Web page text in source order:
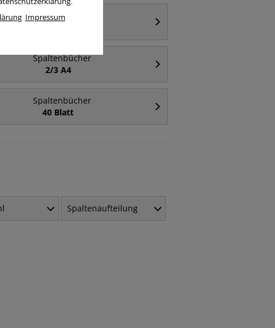
Spaltenbücher
Spaltenbücher
2/3 A4
Spaltenbücher
40 Blatt
Spaltenaufteilung
Impressum